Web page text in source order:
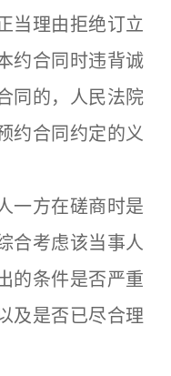
当理由拒绝订立
约合同时违背诚
同的，人民法院
约合同约定的义
方在磋商时是
合考虑该当事人
的条件是否严重
及是否已尽合理